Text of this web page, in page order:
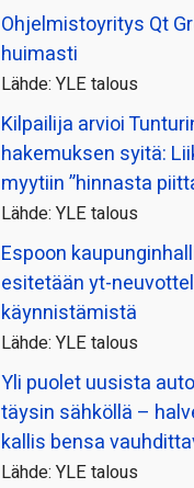
Ohjelmistoyritys Qt
huimasti
Lähde: YLE talous
Kilpailija arvioi
hakemuksen syitä:
myytiin ”hinnasta
Lähde: YLE talous
Espoon
esitetään yt-
käynnistämistä
Lähde: YLE talous
Yli puolet uusista
täysin sähköllä –
kallis bensa
Lähde: YLE talous